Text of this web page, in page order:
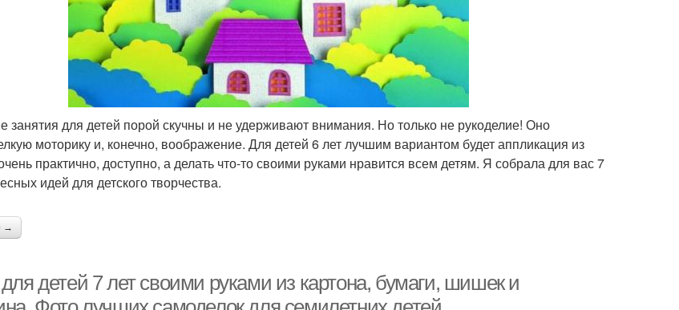
занятия для детей порой скучны и не удерживают внимания. Но только не рукоделие! Оно
моторику и, конечно, воображение. Для детей 6 лет лучшим вариантом будет аппликация из
практично, доступно, а делать что-то своими руками нравится всем детям. Я собрала для вас 7
идей для детского творчества.
→
детей 7 лет своими руками из картона, бумаги, шишек и